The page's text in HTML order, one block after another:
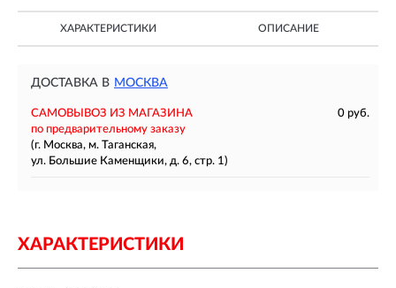
ХАРАКТЕРИСТИКИ ОПИСАНИЕ
ДОСТАВКА В МОСКВА
САМОВЫВОЗ ИЗ МАГАЗИНА
0 руб.
по предварительному заказу
(г. Москва, м. Таганская,
ул. Большие Каменщики, д. 6, стр. 1)
ХАРАКТЕРИСТИКИ